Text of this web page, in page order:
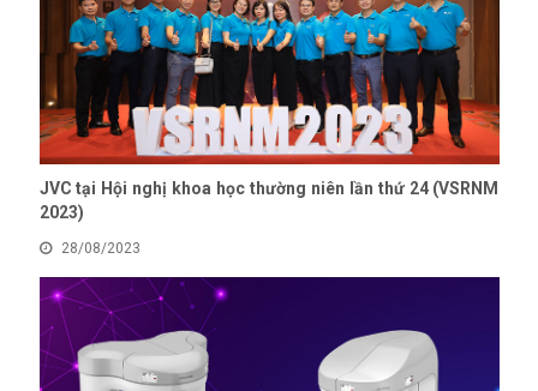
JVC tại Hội nghị khoa học thường niên lần thứ 24 (VSRNM
2023)
28/08/2023